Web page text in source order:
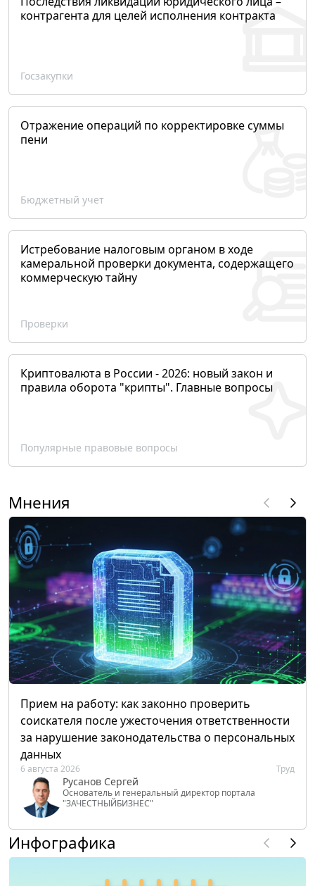
контрагента для целей исполнения контракта
Госзакупки
Отражение операций по корректировке суммы
пени
Бюджетный учет
Истребование налоговым органом в ходе
камеральной проверки документа, содержащего
коммерческую тайну
Проверки
Криптовалюта в России - 2026: новый закон и
правила оборота "крипты". Главные вопросы
Популярные правовые вопросы
Мнения
Прием на работу: как законно проверить
соискателя после ужесточения ответственности
за нарушение законодательства о персональных
данных
6 августа 2026 Труд
Русанов Сергей
Основатель и генеральный директор портала
"ЗАЧЕСТНЫЙБИЗНЕС"
Инфографика